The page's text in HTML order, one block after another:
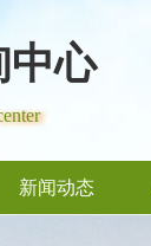
中心
新闻动态